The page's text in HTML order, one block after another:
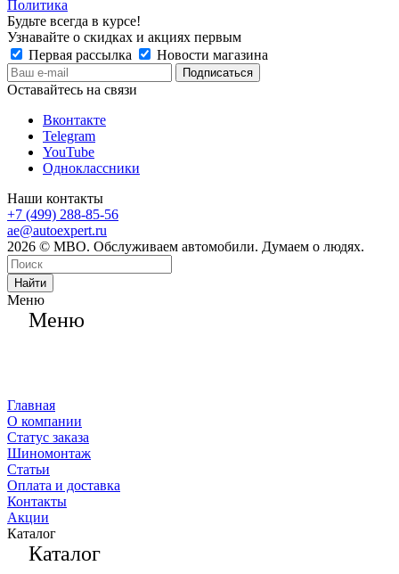
Политика
Будьте всегда в курсе!
Узнавайте о скидках и акциях первым
Первая рассылка
Новости магазина
Оставайтесь на связи
Вконтакте
Telegram
YouTube
Одноклассники
Наши контакты
+7 (499) 288-85-56
ae@autoexpert.ru
2026 © МВО. Обслуживаем автомобили. Думаем о людях.
Найти
Меню
Меню
Главная
О компании
Статус заказа
Шиномонтаж
Статьи
Оплата и доставка
Контакты
Акции
Каталог
Каталог